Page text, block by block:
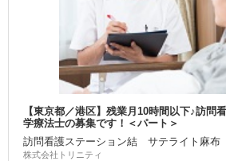
【東京都／港区】残業月10時間以下♪訪問
学療法士の募集です！＜パート＞
訪問看護ステーション結 サテライト麻布
株式会社トリニティ